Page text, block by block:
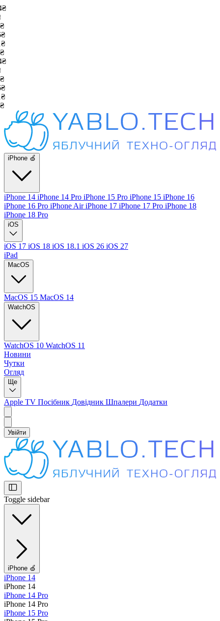
iPhone 🍏
iPhone 14 iPhone 14 Pro iPhone 15 Pro iPhone 15 iPhone 16
iPhone 16 Pro iPhone AiriPhone 17 iPhone 17 Pro iPhone 18
iPhone 18 Pro
iOS
iOS 17 iOS 18 iOS 18.1 iOS 26 iOS 27
iPad
MacOS
MacOS 15 MacOS 14
WatchOS
WatchOS 10 WatchOS 11
Новини
Чутки
Огляд
Ще
Apple TV Посібник Довідник Шпалери Додатки
Увійти
Toggle sidebar
iPhone 🍏
iPhone 14
iPhone 14
iPhone 14 Pro
iPhone 14 Pro
iPhone 15 Pro